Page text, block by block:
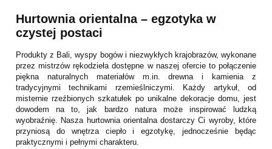
Hurtownia orientalna – egzotyka w
czystej postaci
Produkty z Bali, wyspy bogów i niezwykłych krajobrazów, wykonane
przez mistrzów rękodzieła dostępne w naszej ofercie to połączenie
piękna naturalnych materiałów m.in. drewna i kamienia z
tradycyjnymi technikami rzemieślniczymi. Każdy artykuł, od
misternie rzeźbionych szkatułek po unikalne dekoracje domu, jest
dowodem na to, jak bardzo natura może inspirować ludzką
wyobraźnię. Nasza hurtownia orientalna dostarczy Ci wyroby, które
przyniosą do wnętrza ciepło i egzotykę, jednocześnie będąc
praktycznymi i pełnymi charakteru.